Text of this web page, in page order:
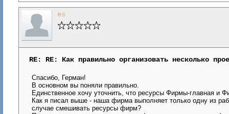
es
RE: RE: Как правильно организовать несколько
Спасибо, Герман!
В основном вы поняли правильно.
Единственное хочу уточнить, что ресурсы Фирмы-главная и
Как я писал выше - наша фирма выполняет только одну из
случае смешивать ресурсы фирм?